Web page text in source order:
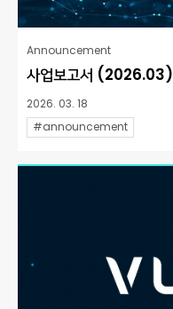
Announcement
사업보고서 (2026.03)
2026. 03. 18
#announcement